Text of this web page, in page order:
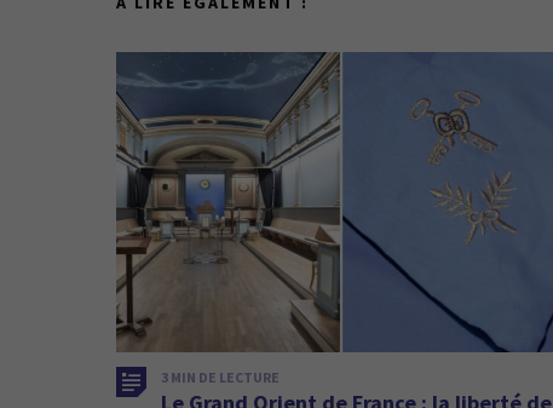
3 MIN DE LECTURE
Le Grand Orient de France : la liberté de